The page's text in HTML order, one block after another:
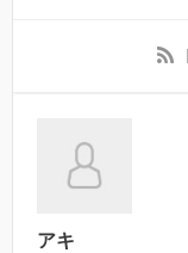
アキ